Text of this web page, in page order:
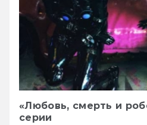
«Любовь, смерть и
серии